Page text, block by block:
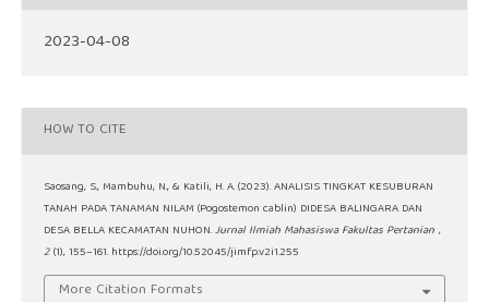
2023-04-08
HOW TO CITE
Saosang, S., Mambuhu, N., & Katili, H. A. (2023). ANALISIS TINGKAT KESUBURAN
TANAH PADA TANAMAN NILAM (Pogostemon cablin) DIDESA BALINGARA DAN
DESA BELLA KECAMATAN NUHON.Jurnal Ilmiah Mahasiswa Fakultas Pertanian ,
2 (1), 155–161. https://doi.org/10.52045/jimfp.v2i1.255
More Citation Formats